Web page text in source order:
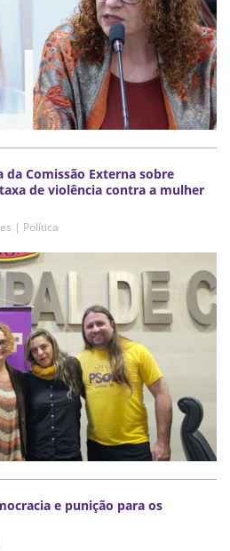
da Comissão Externa sobre
de violência contra a mulher
| Política
e punição para os